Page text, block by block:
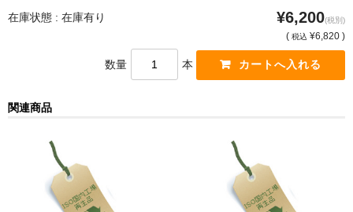
全国発送・送料無料
対応プリンターメーカー
見積書発行依頼
なぜ業務用を選ぶべき？
サイトマップ
在庫状態 : 在庫有り ¥6,200(税別)
( 税込 ¥6,820 )
数量 本
関連商品